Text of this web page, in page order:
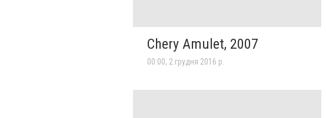
Chery Amulet, 2007
00:00, 2 грудня 2016 р.